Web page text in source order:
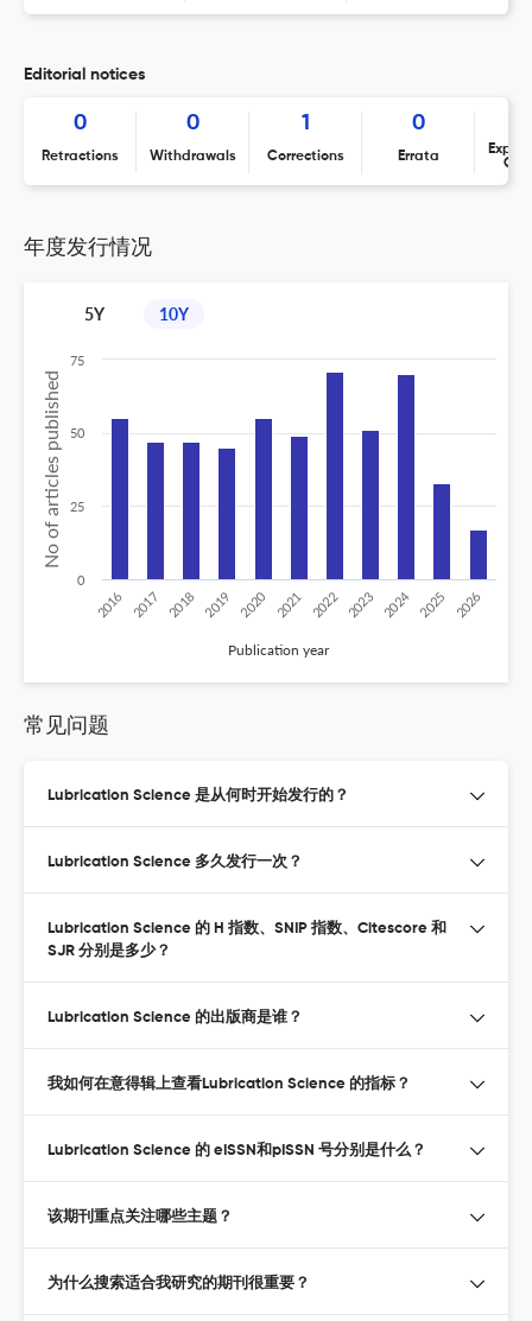
Editorial notices
0
Retractions
0
Withdrawals
1
Corrections
0
Errata
年度发行情况
5Y 10Y
No of articles published
Publication year
2016 2017 2018 2019 2020 2021 2022 2023 2024 2025 2026
0
25
50
75
常见问题
Lubrication Science 是从何时开始发行的？
Lubrication Science 多久发行一次？
Lubrication Science 的 H 指数、SNIP 指数、Citescore 和
SJR 分别是多少？
Lubrication Science 的出版商是谁？
我如何在意得辑上查看Lubrication Science 的指标？
Lubrication Science 的 eISSN和pISSN 号分别是什么？
该期刊重点关注哪些主题？
为什么搜索适合我研究的期刊很重要？